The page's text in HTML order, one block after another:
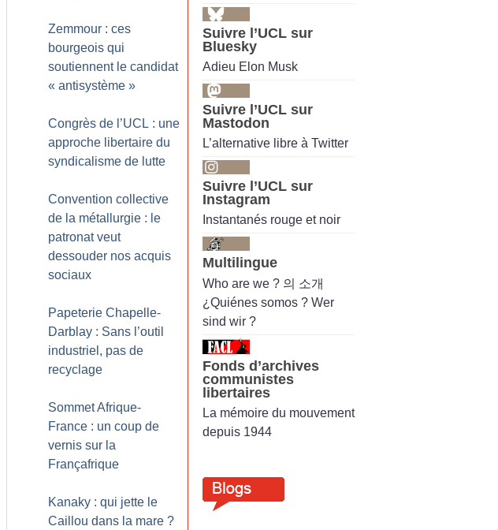
Zemmour : ces
bourgeois qui
soutiennent le candidat
« antisystème »
Congrès de l’UCL : une
approche libertaire du
syndicalisme de lutte
Convention collective
de la métallurgie : le
patronat veut
dessouder nos acquis
sociaux
Papeterie Chapelle-
Darblay : Sans l’outil
industriel, pas de
recyclage
Sommet Afrique-
France : un coup de
vernis sur la
Françafrique
Kanaky : qui jette le
Caillou dans la mare ?
Suivre l’UCL sur
Bluesky
Adieu Elon Musk
Suivre l’UCL sur
Mastodon
L’alternative libre à Twitter
Suivre l’UCL sur
Instagram
Instantanés rouge et noir
Multilingue
Who are we ? 의 소개
¿Quiénes somos ? Wer
sind wir ?
Fonds d’archives
communistes
libertaires
La mémoire du mouvement
depuis 1944